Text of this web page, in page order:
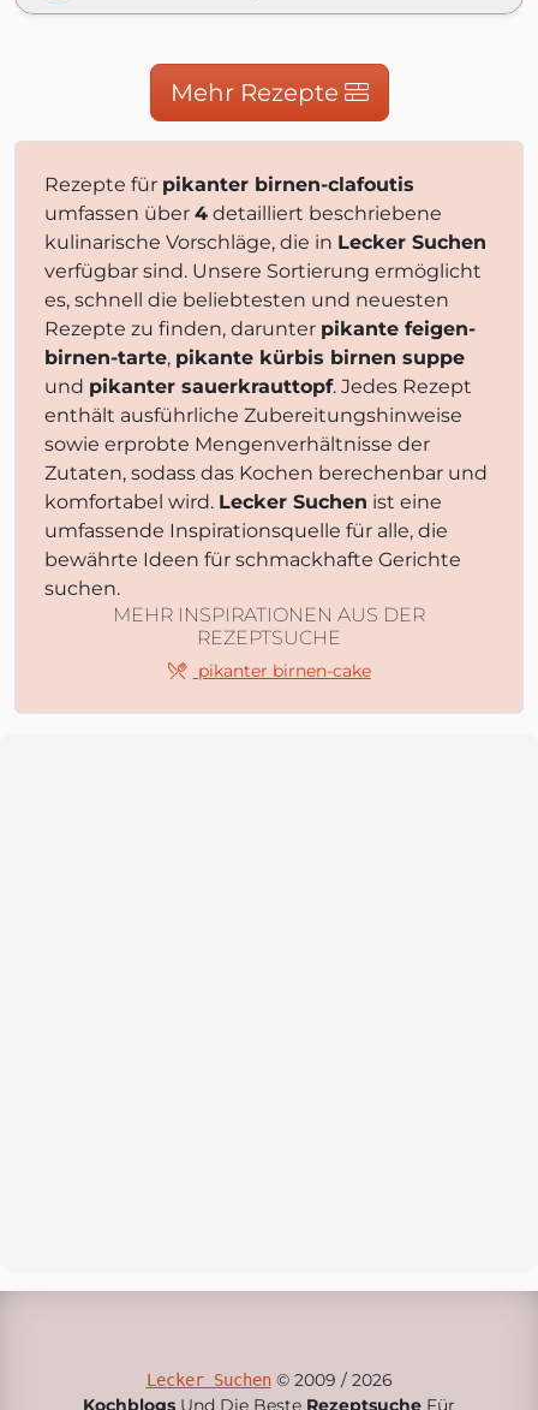
Mehr Rezepte
Rezepte für pikanter birnen-clafoutis
umfassen über 4 detailliert beschriebene
kulinarische Vorschläge, die in Lecker Suchen
verfügbar sind. Unsere Sortierung ermöglicht
es, schnell die beliebtesten und neuesten
Rezepte zu finden, darunter pikante feigen-
birnen-tarte, pikante kürbis birnen suppe
und pikanter sauerkrauttopf. Jedes Rezept
enthält ausführliche Zubereitungshinweise
sowie erprobte Mengenverhältnisse der
Zutaten, sodass das Kochen berechenbar und
komfortabel wird. Lecker Suchen ist eine
umfassende Inspirationsquelle für alle, die
bewährte Ideen für schmackhafte Gerichte
suchen.
MEHR INSPIRATIONEN AUS DER
REZEPTSUCHE
pikanter birnen-cake
Lecker Suchen© 2009 / 2026
Kochblogs Und Die Beste Rezeptsuche Für